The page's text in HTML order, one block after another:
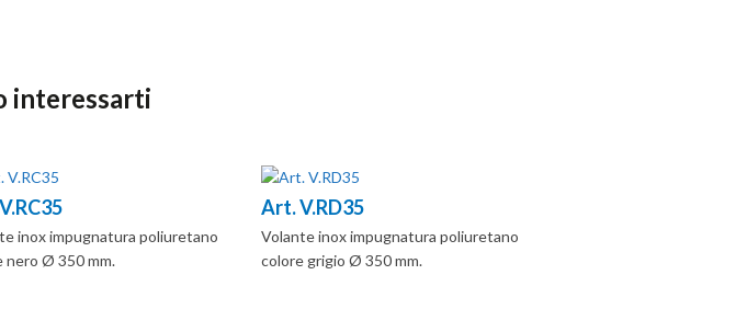
interessarti
inox impugnatura poliuretano
nero Ø 350 mm.
Art. V.RD35
Volante inox impugnatura poliuretano
colore grigio Ø 350 mm.